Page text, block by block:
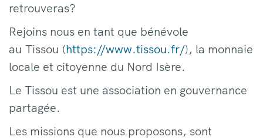
retrouveras?
Rejoins nous en tant que bénévole
au Tissou (https://www.tissou.fr/), la monnaie
locale et citoyenne du Nord Isère.
Le Tissou est une association en gouvernance
partagée.
Les missions que nous proposons, sont